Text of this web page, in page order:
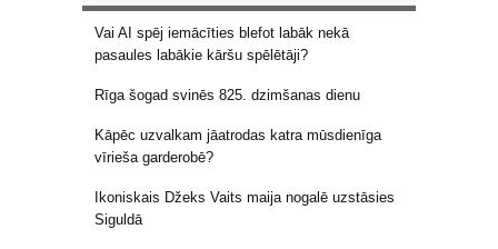
Vai AI spēj iemācīties blefot labāk nekā
pasaules labākie kāršu spēlētāji?
Rīga šogad svinēs 825. dzimšanas dienu
Kāpēc uzvalkam jāatrodas katra mūsdienīga
vīrieša garderobē?
Ikoniskais Džeks Vaits maija nogalē uzstāsies
Siguldā